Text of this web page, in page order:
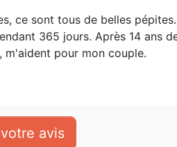
ce sont tous de belles
365 jours. Après 14 ans
m'aident pour mon couple.
avis